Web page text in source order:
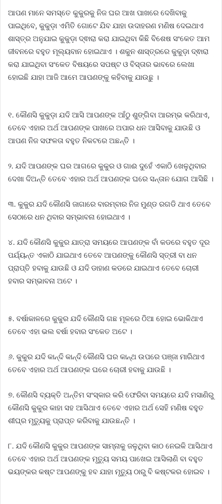
ଆପଣ ମାନେ ସମସ୍ତେ କୁକୁରକୁ ନିଜ ଘର ଆଖ ପାଖରେ ଦେଖିବାକୁ
ପାଇଥିବେ, କୁକୁଡ଼ା ଏମିତି ଗୋଟେ ଯିବ ଯାହା ଉଦାହରଣ ମଣିଷ ଦେଇଥାଏ
ଶାସ୍ତ୍ର ଅନୁଯାଇ କୁକୁଡ଼ା ଦ୍ଵାରା କରା ଯାଇଥିବା କିଛି ବିଶେଷ ସଂକେତ ଆମ
ଜୀବନରେ ବହୁତ ମୂଲ୍ୟବାନ ହୋଇଥାଏ । ଶକୁନ ଶାସ୍ତ୍ରରେ କୁକୁଡ଼ା ଦ୍ଵାରା
କରା ଯାଇଥିବା ସଂକେତ ବିଷୟରେ ସପଷ୍ଟ ଓ ବିସ୍ତାର ଭାବରେ ଲେଖା
ହୋଇଛି ଯାହା ଆଜି ଆମେ ଆପଣଙ୍କୁ କହିବାକୁ ଯାଉଛୁ ।
୧. କୌଣସି କୁକୁଡ଼ା ଯଦି ଆସି ଆପଣଙ୍କ ଆଁଠୁ ଶୁଙ୍ଗିବା ଆରମ୍ଭ କରିଥାଏ,
ତେବେ ଏହାର ଅର୍ଥ ଆପଣଙ୍କ ପାଖରେ ଅପାର ଧନ ଆସିବାକୁ ଯାଉଛି ଓ
ଆପଣ ନିଜ ସଫଳତା ବହୁତ ନିକଟରେ ଅଛନ୍ତି ।
୨. ଯଦି ଆପଣଙ୍କ ଘର ଆଗରେ କୁକୁର ଓ ଗାଈ ଦୁହେଁ ଏକାଠି ଖେଳୁଥିବାର
ଦେଖା ଦିଅନ୍ତି ତେବେ ଏହାର ଅର୍ଥ ଆପଣଙ୍କ ଘରେ ସନ୍ତାନ ଯୋଗ ଆସିଛି ।
୩. କୁକୁର ଯଦି କୌଣସି ଜାଗାରେ ବାରମ୍ବାର ନିଜ ମୁଣ୍ଡ ରଗଡି ଥାଏ ତେବେ
ସେଠାରେ ଧନ ଥିବାର ସମ୍ଭାବନା ହୋଇଥାଏ ।
୪. ଯଦି କୌଣସି କୁକୁର ଯାତ୍ରା ସମୟରେ ଆପଣଙ୍କ ବାଁ କଡରେ ବହୁତ ଦୂର
ପର୍ଯ୍ୟନ୍ତ ଏକାଠି ଯାଇଥାଏ ତେବେ ଆପଣଙ୍କୁ କୌଣସି ସ୍ତ୍ରୀ ବା ଧନ
ପ୍ରାପ୍ତି ହବାକୁ ଯାଉଛି ଓ ଯଦି ଡାହାଣ କଡରେ ଯାଇଥାଏ ତେବେ ଚୋରୀ
ହବାର ସମ୍ଭାବନା ଅଟେ ।
୫. ବର୍ଷାକାଳରେ କୁକୁର ଯଦି କୌଣସି ଗଛ ମୂଳରେ ଠିଆ ହୋଇ ଭୋକିଥାଏ
ତେବେ ଏହା ଭଲ ବର୍ଷା ହବାର ସଂକେତ ଅଟେ ।
୬. କୁକୁର ଯଦି କାନ୍ଦି କାନ୍ଦି କୌଣସି ଘର କାନ୍ଥ ଉପରେ ପଞ୍ଜା ମାରିଥାଏ
ତେବେ ଏହାର ଅର୍ଥ ଆପଣଙ୍କ ଘରେ ଚୋରୀ ହବାକୁ ଯାଉଛି ।
୭. କୌଣସି ବ୍ୟକ୍ତି ଅନ୍ତିମ ସଂସ୍କାର କରି ଫେରିବା ସମୟରେ ଯଦି ମସାଣିରୁ
କୌଣସି କୁକୁର କାହା ସହ ଆସିଥାଏ ତେବେ ଏହାର ଅର୍ଥ ସେହି ମଣିଷ ବହୁତ
ଶୀଘ୍ର ମୃତ୍ୟୁକୁ ପ୍ରାପ୍ତ କରିବାକୁ ଯାଉଛନ୍ତି ।
୮. ଯଦି କୌଣସି କୁକୁର ଆପଣଙ୍କ ସାମ୍ନାକୁ ଜଳୁଥିବା କାଠ ନେଇକି ଆସିଥାଏ
ତେବେ ଏହାର ଅର୍ଥ ଆପଣଙ୍କ ମୃତ୍ୟୁ ସମୟ ପାଖେଇ ଆସିଲାଣି ବା ବହୁତ
ଭୟଙ୍କର କଷ୍ଟ ଆପଣଙ୍କୁ ହବ ଯାହା ମୃତ୍ୟୁ ଠାରୁ ବି କଷ୍ଟକର ହୋଇବ ।